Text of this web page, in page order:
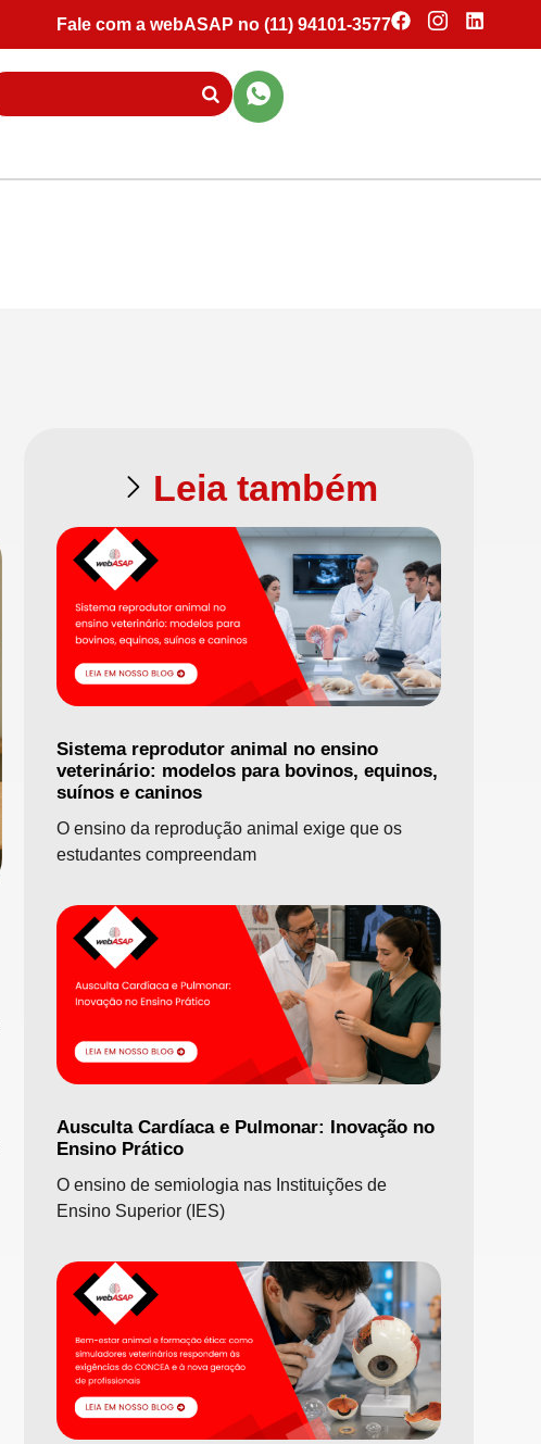
Fale com a webASAP no (11) 94101-3577
Leia também
Sistema reprodutor animal no ensino
veterinário: modelos para bovinos, equinos,
suínos e caninos
O ensino da reprodução animal exige que os
estudantes compreendam
Ausculta Cardíaca e Pulmonar: Inovação no
Ensino Prático
O ensino de semiologia nas Instituições de
Ensino Superior (IES)